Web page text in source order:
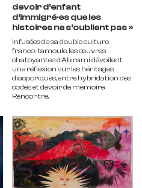
devoir d’enfant
d’immigré·es que les
histoires ne s’oublient pas »
Infusées de sa double culture
franco-tamoule, les œuvres
chatoyantes d'Abirami dévoilent
une réflexion sur les héritages
diasporiques, entre hybridation des
codes et devoir de mémoire.
Rencontre.